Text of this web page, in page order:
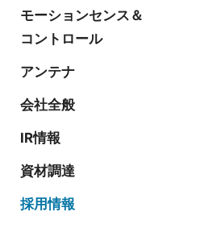
モーションセンス＆
コントロール
アンテナ
会社全般
IR情報
資材調達
採用情報